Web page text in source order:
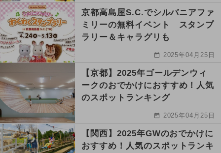
京都高島屋S.C.でシルバニアファ
ミリーの無料イベント スタンプ
ラリー＆キャラグリも
2025年04月25日
【京都】2025年ゴールデンウィ
ークのおでかけにおすすめ！人気
のスポットランキング
2025年04月25日
【関西】2025年GWのおでかけに
おすすめ！人気のスポットランキ